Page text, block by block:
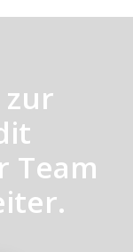
zur
Team